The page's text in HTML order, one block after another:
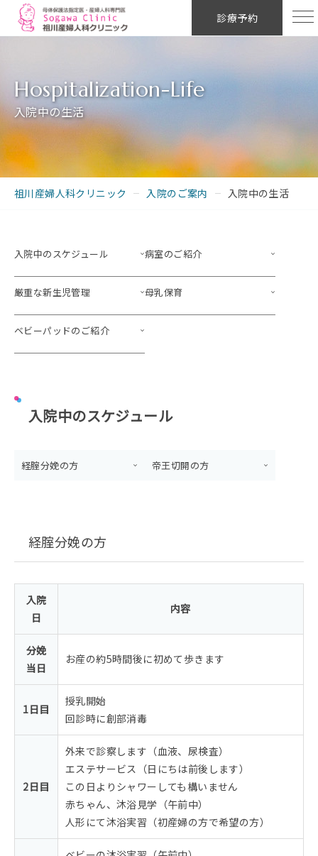
診療予約
入院中の生活
祖川産婦人科クリニック 入院のご案内 入院中の生活
入院中のスケジュール 病室のご紹介
厳重な新生児管理 母乳保育
ベビーパッドのご紹介
入院中のスケジュール
経腟分娩の方 帝王切開の方
経腟分娩の方
入院
日
内容
分娩
当日
お産の約5時間後に初めて歩きます
1日目
授乳開始
回診時に創部消毒
2日目
外来で診察します（血液、尿検査）
エステサービス（日にちは前後します）
この日よりシャワーしても構いません
赤ちゃん、沐浴見学（午前中）
人形にて沐浴実習（初産婦の方で希望の方）